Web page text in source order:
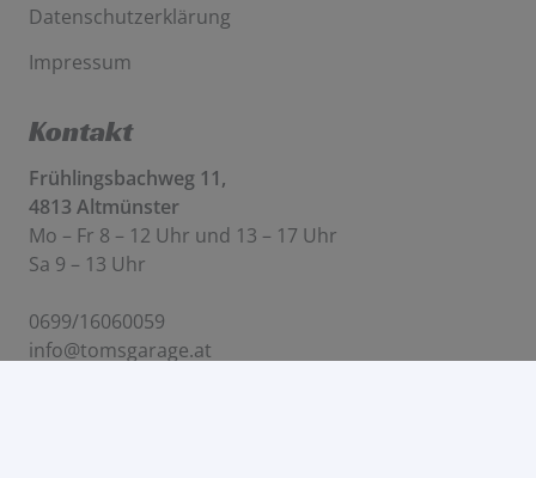
Datenschutzerklärung
Impressum
Kontakt
Frühlingsbachweg 11,
4813 Altmünster
Mo – Fr 8 – 12 Uhr und 13 – 17 Uhr
Sa 9 – 13 Uhr
0699/16060059
info@tomsgarage.at